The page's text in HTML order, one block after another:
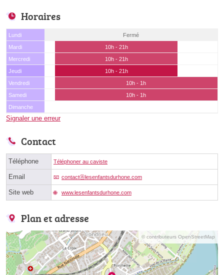
Horaires
Lundi
Fermé
Mardi
10h - 21h
Mercredi
10h - 21h
Jeudi
10h - 21h
Vendredi
10h - 1h
Samedi
10h - 1h
Dimanche
Signaler une erreur
Contact
Téléphone Téléphoner au caviste
Email contactⓐlesenfantsdurhone.com
Site web www.lesenfantsdurhone.com
Plan et adresse
© contributeurs OpenStreetMap